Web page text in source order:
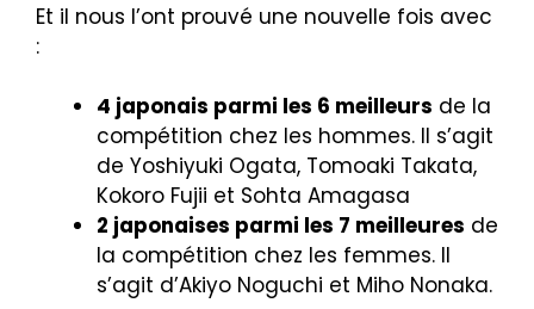
Et il nous l’ont prouvé une nouvelle fois avec
:
4 japonais parmi les 6 meilleurs de la
compétition chez les hommes. Il s’agit
de Yoshiyuki Ogata, Tomoaki Takata,
Kokoro Fujii et Sohta Amagasa
2 japonaises parmi les 7 meilleures de
la compétition chez les femmes. Il
s’agit d’Akiyo Noguchi et Miho Nonaka.